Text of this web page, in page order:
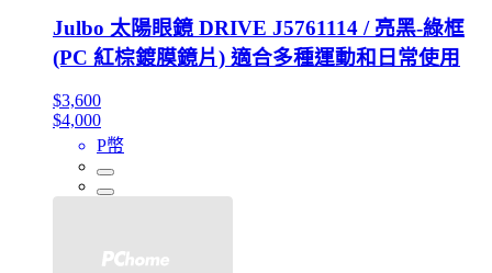
Julbo 太陽眼鏡 DRIVE J5761114 / 亮黑-綠框
(PC 紅棕鍍膜鏡片) 適合多種運動和日常使用
$3,600
$4,000
P幣